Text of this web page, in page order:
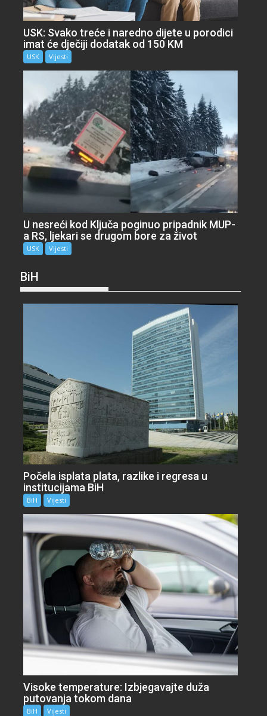
USK: Svako treće i naredno dijete u porodici
imat će dječiji dodatak od 150 KM
USK Vijesti
U nesreći kod Ključa poginuo pripadnik MUP-
a RS, ljekari se drugom bore za život
USK Vijesti
BiH
Počela isplata plata, razlike i regresa u
institucijama BiH
BiH Vijesti
Visoke temperature: Izbjegavajte duža
putovanja tokom dana
BiH Vijesti